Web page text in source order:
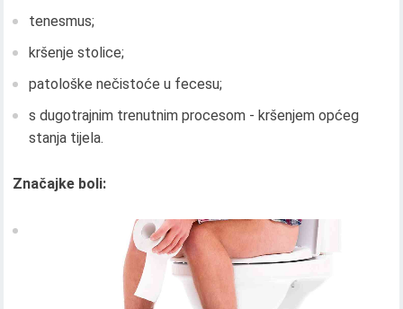
tenesmus;
kršenje stolice;
patološke nečistoće u fecesu;
s dugotrajnim trenutnim procesom - kršenjem općeg
stanja tijela.
Značajke boli: